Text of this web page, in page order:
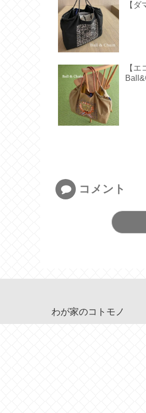
【ダ
【
コメント
わが家のコトモノ